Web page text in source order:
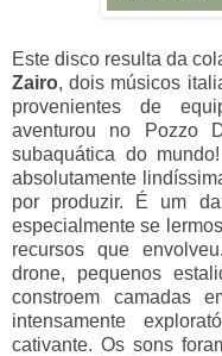
Este disco resulta da
Zairo, dois músicos
provenientes de
aventurou no Pozzo
subaquática do
absolutamente
por produzir. É um
especialmente se
recursos que
drone, pequenos
constroem camadas
intensamente
cativante. Os sons